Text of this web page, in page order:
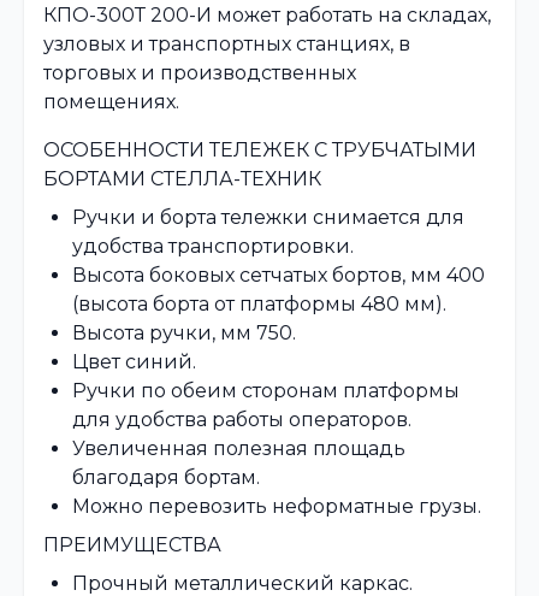
КПО-300Т 200-И может работать на складах,
узловых и транспортных станциях, в
торговых и производственных
помещениях.
ОСОБЕННОСТИ ТЕЛЕЖЕК С ТРУБЧАТЫМИ
БОРТАМИ СТЕЛЛА-ТЕХНИК
Ручки и борта тележки снимается для
удобства транспортировки.
Высота боковых сетчатых бортов, мм 400
(высота борта от платформы 480 мм).
Высота ручки, мм 750.
Цвет синий.
Ручки по обеим сторонам платформы
для удобства работы операторов.
Увеличенная полезная площадь
благодаря бортам.
Можно перевозить неформатные грузы.
ПРЕИМУЩЕСТВА
Прочный металлический каркас.